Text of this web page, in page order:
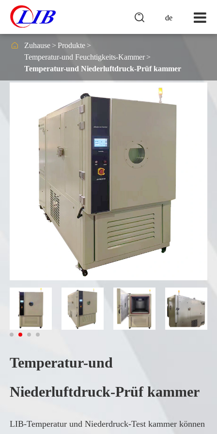
de

 Zuhause
Produkte
Temperatur-und Feuchtigkeits-Kammer
Temperatur-und Niederluftdruck-Prüf kammer
Temperatur-und
Niederluftdruck-Prüf kammer
LIB-Temperatur und Niederdruck-Test kammer können